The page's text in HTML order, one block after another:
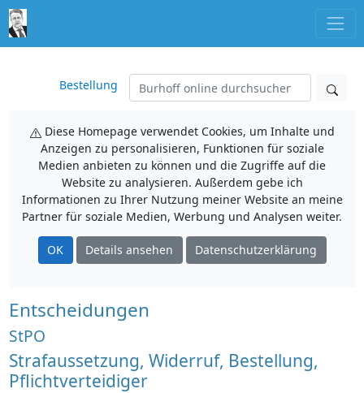
Bestellung
Diese Homepage verwendet Cookies, um Inhalte und
Anzeigen zu personalisieren, Funktionen für soziale
Medien anbieten zu können und die Zugriffe auf die
Website zu analysieren. Außerdem gebe ich
Informationen zu Ihrer Nutzung meiner Website an meine
Partner für soziale Medien, Werbung und Analysen weiter.
OK Details ansehen Datenschutzerklärung
Entscheidungen
StPO
Strafaussetzung, Widerruf, Bestellung,
Pflichtverteidiger